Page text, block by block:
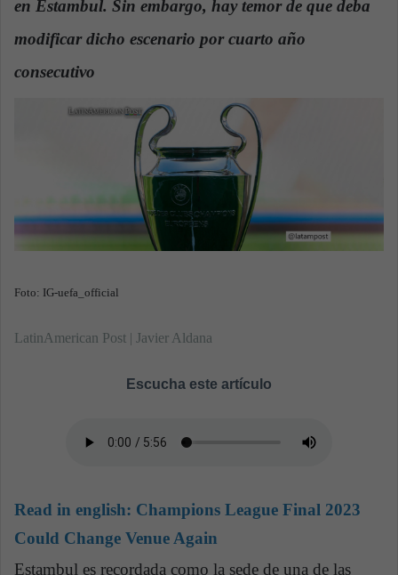
a
i
en Estambul. Sin embargo, hay temor de que deba
modificar dicho escenario por cuarto año
consecutivo
Foto: IG-uefa_official
LatinAmerican Post | Javier Aldana
Escucha este artículo
Read in english: Champions League Final 2023
Could Change Venue Again
Estambul es recordada como la sede de una de las